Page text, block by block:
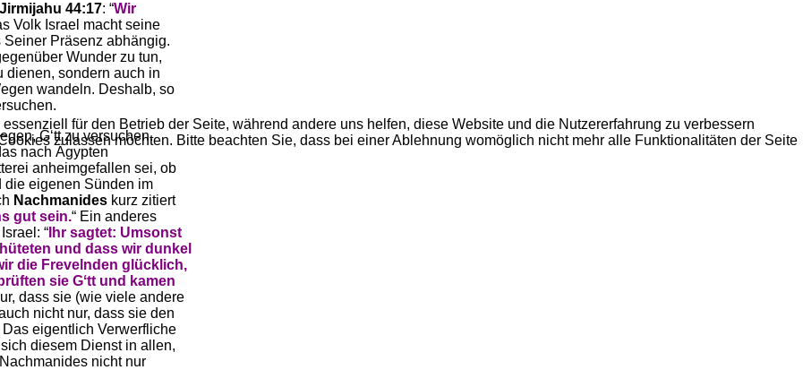
Jirmijahu 44:17: “Wir
Volk Israel macht seine
Seiner Präsenz abhängig.
Wunder zu tun,
dienen, sondern auch in
wandeln. Deshalb, so
Gʻtt zu versuchen.
nach Ägypten
anheimgefallen sei, ob
die eigenen Sünden im
Nachmanides kurz zitiert
gut sein.“ Ein anderes
“ Ihr sagtet: Umsonst
und dass wir dunkel
die Frevelnden glücklich,
sie Gʻtt und kamen
dass sie (wie viele andere
nicht nur, dass sie den
eigentlich Verwerfliche
sich diesem Dienst in allen,
nicht nur
für den Betrieb der Seite, während andere uns helfen, diese Website und die Nutzererfahrung zu verbessern
zulassen möchten. Bitte beachten Sie, dass bei einer Ablehnung womöglich nicht mehr alle Funktionalitäten der Seite